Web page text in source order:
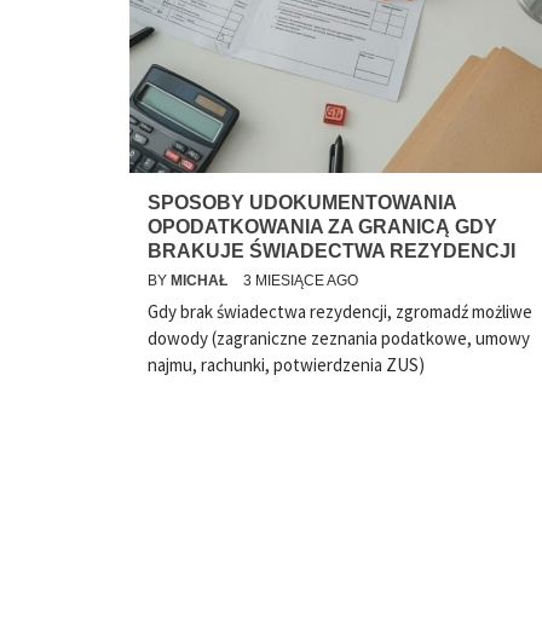
SPOSOBY UDOKUMENTOWANIA
OPODATKOWANIA ZA GRANICĄ GDY
BRAKUJE ŚWIADECTWA REZYDENCJI
BY MICHAŁ 3 MIESIĄCE AGO
Gdy brak świadectwa rezydencji, zgromadź możliwe
dowody (zagraniczne zeznania podatkowe, umowy
najmu, rachunki, potwierdzenia ZUS)